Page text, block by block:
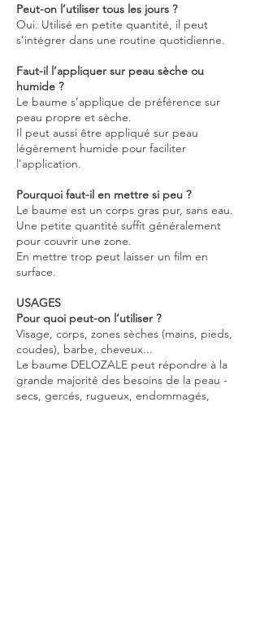
Peut-on l’utiliser tous les jours ?
Oui. Utilisé en petite quantité, il peut
s’intégrer dans une routine quotidienne.
Faut-il l’appliquer sur peau sèche ou
humide ?
Le baume s’applique de préférence sur
peau propre et sèche.
Il peut aussi être appliqué sur peau
légèrement humide pour faciliter
l’application.
Pourquoi faut-il en mettre si peu ?
Le baume est un corps gras pur, sans eau.
Une petite quantité suffit généralement
pour couvrir une zone.
En mettre trop peut laisser un film en
surface.
USAGES
Pour quoi peut-on l’utiliser ?
Visage, corps, zones sèches (mains, pieds,
coudes), barbe, cheveux...
Le baume DELOZALE peut répondre à la
grande majorité des besoins de la peau -
secs, gercés, rugueux, endommagés,